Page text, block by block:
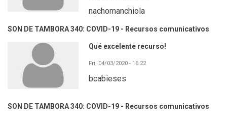
nachomanchiola
SON DE TAMBORA 340: COVID-19 - Recursos comunicativos
Qué excelente recurso!
Fri, 04/03/2020 - 16:22
bcabieses
SON DE TAMBORA 340: COVID-19 - Recursos comunicativos